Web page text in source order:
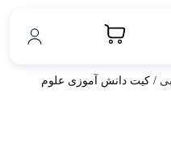
/ کیت دانش آموزی علوم